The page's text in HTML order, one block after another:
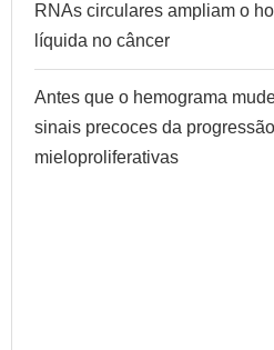
RNAs circulares ampliam o
líquida no câncer
Antes que o hemograma
sinais precoces da
mieloproliferativas